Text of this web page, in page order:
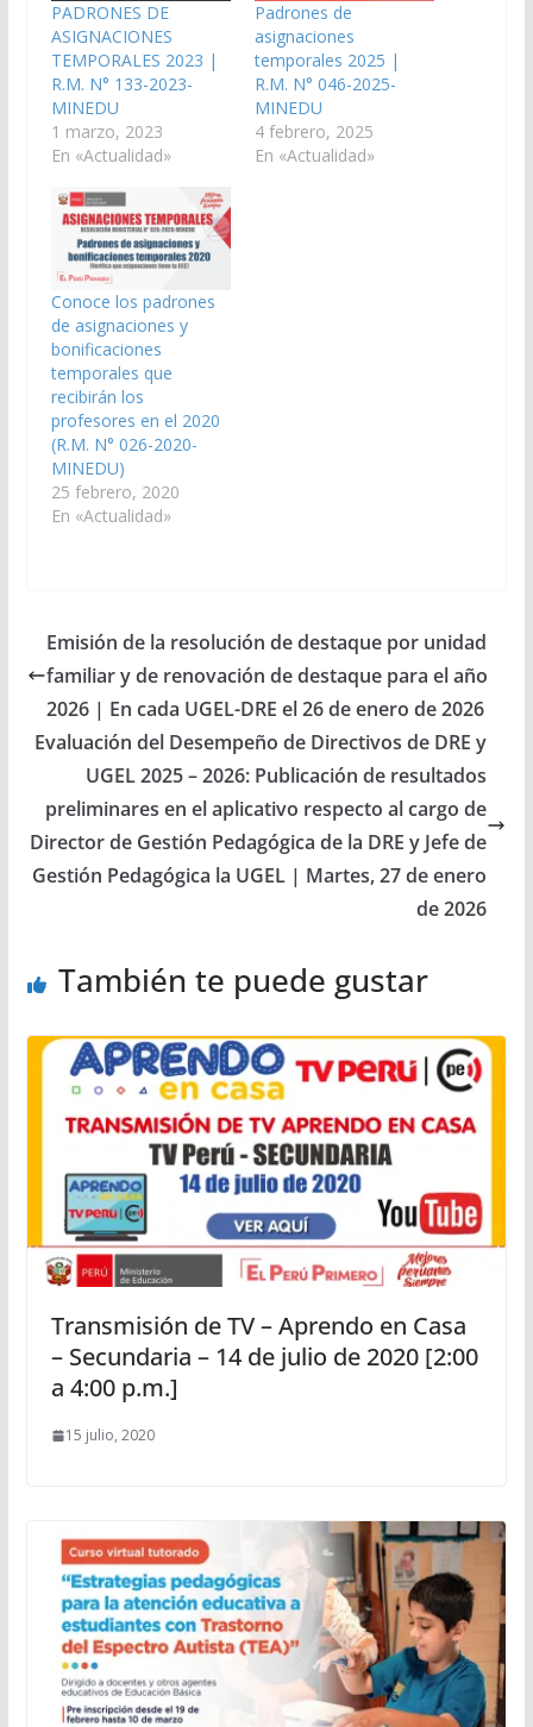
PADRONES DE
ASIGNACIONES
TEMPORALES 2023 |
R.M. N° 133-2023-
MINEDU
1 marzo, 2023
En «Actualidad»
Padrones de
asignaciones
temporales 2025 |
R.M. N° 046-2025-
MINEDU
4 febrero, 2025
En «Actualidad»
Conoce los padrones
de asignaciones y
bonificaciones
temporales que
recibirán los
profesores en el 2020
(R.M. N° 026-2020-
MINEDU)
25 febrero, 2020
En «Actualidad»
Emisión de la resolución de destaque por unidad
familiar y de renovación de destaque para el año
2026 | En cada UGEL-DRE el 26 de enero de 2026
Evaluación del Desempeño de Directivos de DRE y
UGEL 2025 – 2026: Publicación de resultados
preliminares en el aplicativo respecto al cargo de
Director de Gestión Pedagógica de la DRE y Jefe de
Gestión Pedagógica la UGEL | Martes, 27 de enero
de 2026
También te puede gustar
Transmisión de TV – Aprendo en Casa
– Secundaria – 14 de julio de 2020 [2:00
a 4:00 p.m.]
15 julio, 2020